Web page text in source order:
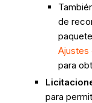
de
Ajustes
para
para